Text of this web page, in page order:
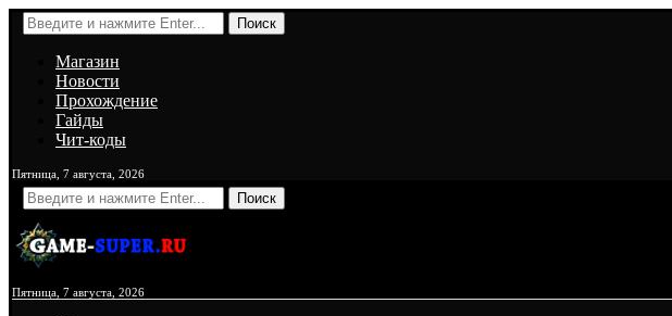
Поиск
Магазин
Новости
Прохождение
Гайды
Чит-коды
Пятница, 7 августа, 2026
Поиск
Пятница, 7 августа, 2026